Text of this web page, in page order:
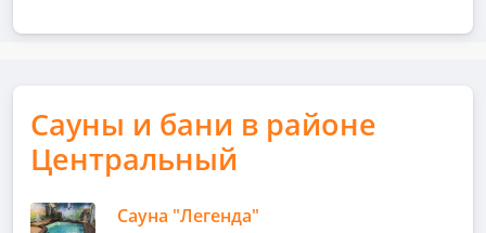
Сауны и бани в районе
Центральный
Сауна "Легенда"